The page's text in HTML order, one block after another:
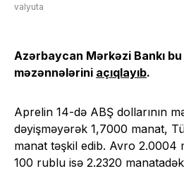
valyuta
Azərbaycan Mərkəzi Bankı
məzənnələrini açıqlayıb.
Aprelin 14-də ABŞ dollarının
dəyişməyərək 1,7000 manat,
manat təşkil edib. Avro 2.0004
100 rublu isə 2.2320